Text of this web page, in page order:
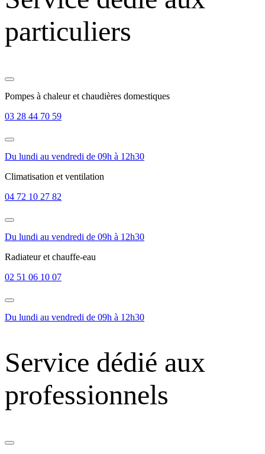
particuliers
Pompes à chaleur et chaudières domestiques
03 28 44 70 59
Du lundi au vendredi de 09h à 12h30
Climatisation et ventilation
04 72 10 27 82
Du lundi au vendredi de 09h à 12h30
Radiateur et chauffe-eau
02 51 06 10 07
Du lundi au vendredi de 09h à 12h30
Service dédié aux
professionnels